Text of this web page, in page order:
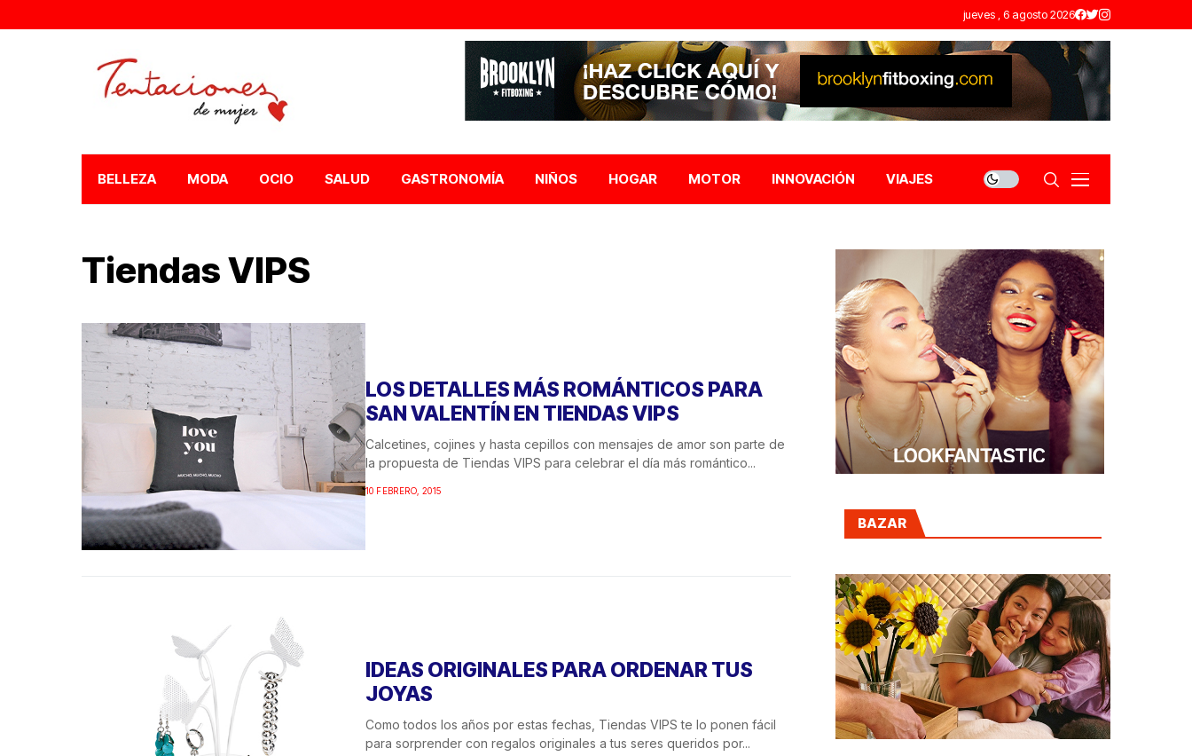
jueves , 6 agosto 2026
BELLEZA MODA OCIO SALUD GASTRONOMÍA NIÑOS HOGAR MOTOR INNOVACIÓN VIAJES
Tiendas VIPS
LOS DETALLES MÁS ROMÁNTICOS PARA
SAN VALENTÍN EN TIENDAS VIPS
Calcetines, cojines y hasta cepillos con mensajes de amor son parte de
la propuesta de Tiendas VIPS para celebrar el día más romántico...
10 FEBRERO, 2015
IDEAS ORIGINALES PARA ORDENAR TUS
JOYAS
Como todos los años por estas fechas, Tiendas VIPS te lo ponen fácil
para sorprender con regalos originales a tus seres queridos por...
BAZAR